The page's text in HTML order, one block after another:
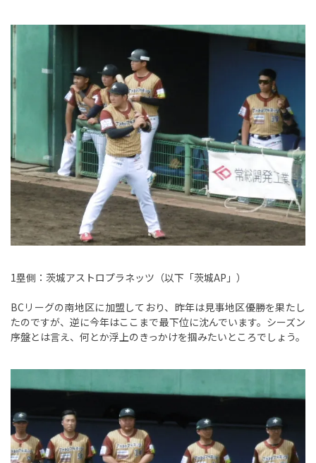
1塁側：茨城アストロプラネッツ（以下「茨城AP」）
BCリーグの南地区に加盟しており、昨年は見事地区優勝を果たし
たのですが、逆に今年はここまで最下位に沈んでいます。シーズン
序盤とは言え、何とか浮上のきっかけを掴みたいところでしょう。